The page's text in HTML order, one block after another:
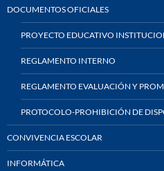
DOCUMENTOS OFICIALES
PROYECTO EDUCATIVO
REGLAMENTO INTERNO
REGLAMENTO EVALUACIÓN Y
PROTOCOLO-PROHIBICIÓN DE
CONVIVENCIA ESCOLAR
INFORMÁTICA